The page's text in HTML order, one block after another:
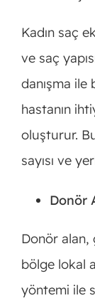
Kadın saç
ve saç
danışma ile
hastanın
oluşturur.
sayısı ve
Donör
Donör alan,
bölge lokal
yöntemi ile